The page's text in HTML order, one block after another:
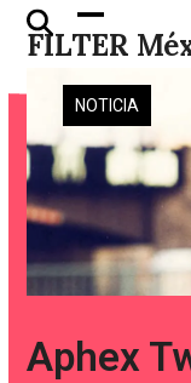
Skip
FILTER
Open
mobile
menu
Close
mobile
menu
NOTICIA
Aphex